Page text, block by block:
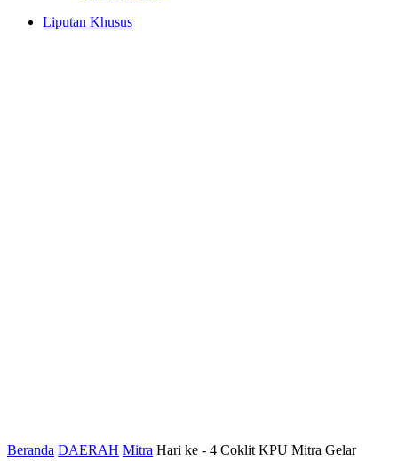
Liputan Khusus
Beranda DAERAH Mitra Hari ke - 4 Coklit KPU Mitra Gelar